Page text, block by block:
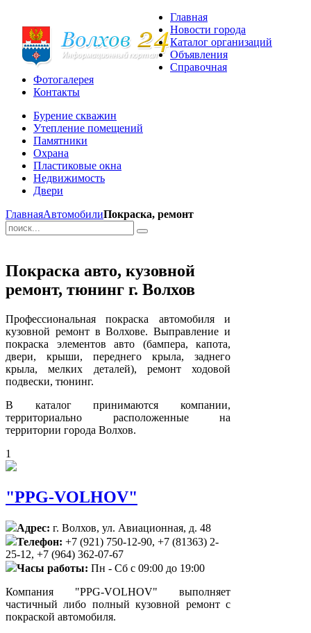
Главная
Новости города
Каталог организаций
Объявления
Справочная
Фотогалерея
Контакты
Бурение скважин
Утепление помещений
Памятники
Охрана
Пластиковые окна
Недвижимость
Двери
ГлавнаяАвтомобилиПокраска, ремонт
Покраска авто, кузовной
ремонт, тюнинг г. Волхов
Профессиональная покраска автомобиля и
кузовной ремонт в Волхове. Выправление и
покраска элементов авто (бампера, капота,
двери, крыши, переднего крыла, заднего
крыла, мелких деталей), ремонт ходовой
подвески, тюнинг.
В каталог принимаются компании,
территориально расположенные на
территории города Волхов.
1
"PPG-VOLHOV"
Адрес: г. Волхов, ул. Авиационная, д. 48
Телефон: +7 (921) 750-12-90, +7 (81363) 2-
25-12, +7 (964) 362-07-67
Часы работы: Пн - Сб с 09:00 до 19:00
Компания "PPG-VOLHOV" выполняет
частичный либо полный кузовной ремонт с
покраской автомобиля.